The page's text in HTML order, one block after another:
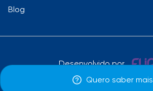
Quero saber mais
Blog
Desenvolvido por